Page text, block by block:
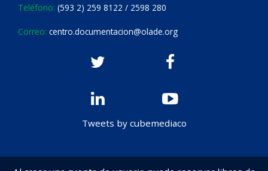
Teléfono: (593 2) 259 8122 / 2598 280
Correo: centro.documentacion@olade.org
Tweets by cubemediaco